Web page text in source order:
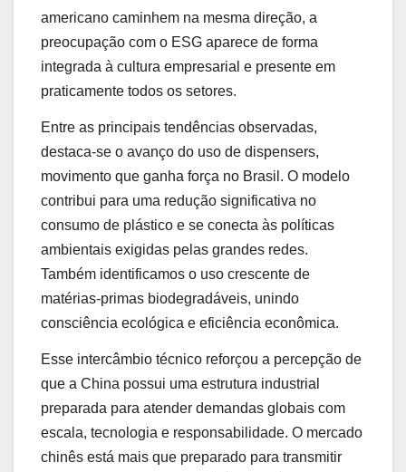
americano caminhem na mesma direção, a
preocupação com o ESG aparece de forma
integrada à cultura empresarial e presente em
praticamente todos os setores.
Entre as principais tendências observadas,
destaca-se o avanço do uso de dispensers,
movimento que ganha força no Brasil. O modelo
contribui para uma redução significativa no
consumo de plástico e se conecta às políticas
ambientais exigidas pelas grandes redes.
Também identificamos o uso crescente de
matérias-primas biodegradáveis, unindo
consciência ecológica e eficiência econômica.
Esse intercâmbio técnico reforçou a percepção de
que a China possui uma estrutura industrial
preparada para atender demandas globais com
escala, tecnologia e responsabilidade. O mercado
chinês está mais que preparado para transmitir